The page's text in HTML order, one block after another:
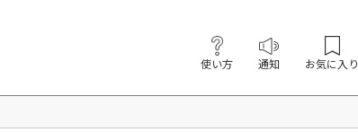
使い方 通知 お気に入り